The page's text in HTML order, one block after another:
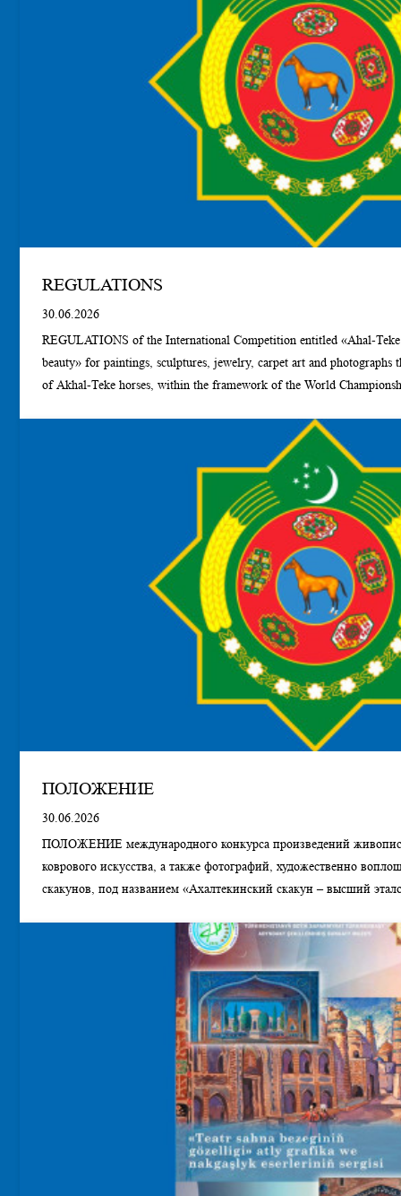
REGULATIONS
30.06.2026
REGULATIONS of the International Сompetition entitled «Ahal-Teke horse – a perfect example of
beauty» for paintings, sculptures, jewelry, carpet art and photographs
of Akhal-Teke horses, within the framework of the World
ПОЛОЖЕНИЕ
30.06.2026
ПОЛОЖЕНИЕ международного конкурса произведений
коврового искусства, а также фотографий, художественно
скакунов, под названием «Ахалтекинский скакун – высший
среди ахалтекинских скакунов